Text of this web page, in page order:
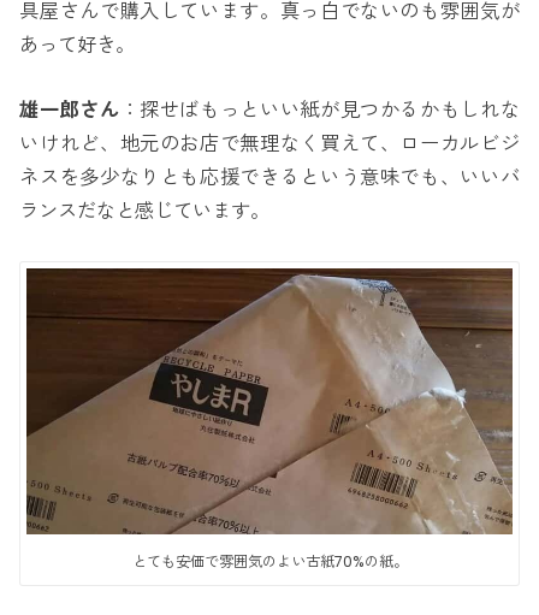
具屋さんで購入しています。真っ白でないのも雰囲気が
あって好き。
雄一郎さん ：探せばもっといい紙が見つかるかもしれな
いけれど、地元のお店で無理なく買えて、ローカルビジ
ネスを多少なりとも応援できるという意味でも、いいバ
ランスだなと感じています。
とても安価で雰囲気のよい古紙70%の紙。